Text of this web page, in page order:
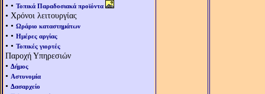
• • Τοπικά Παραδοσιακά προϊόντα
• Χρόνοι λειτουργίας
• • Ωράριο καταστημάτων
• • Ημέρες αργίας
• • Τοπικές γιορτές
Παροχή Υπηρεσιών
• Δήμος
• Αστυνομία
• Δασαρχείο